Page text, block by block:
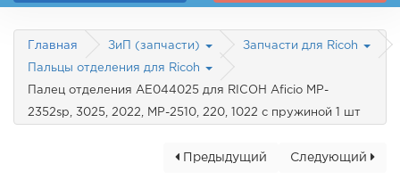
Главная ЗиП (запчасти) Запчасти для Ricoh
Пальцы отделения для Ricoh
Палец отделения AE044025 для RICOH Aficio MP-
2352sp, 3025, 2022, MP-2510, 220, 1022 с пружиной 1 шт
Следующий
Предыдущий